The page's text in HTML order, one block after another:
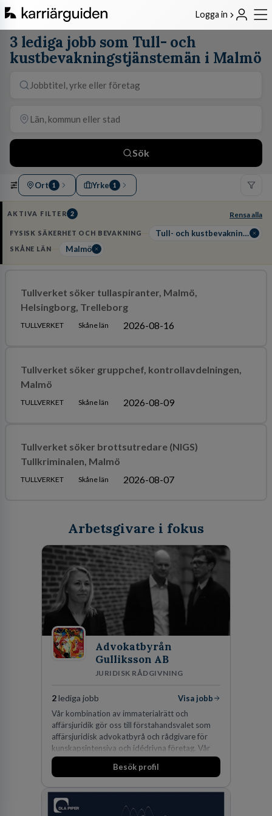
Logga in
3 lediga jobb som Tull- och
kustbevakningstjänstemän i Malmö
Sök
Ort 1 Yrke 1
AKTIVA FILTER 2 Rensa alla
FYSISK SÄKERHET OCH BEVAKNING Tull- och kustbevakningstjänstemän
SKÅNE LÄN Malmö
Tullverket söker tullaspiranter, Malmö,
Helsingborg, Trelleborg
TULLVERKET Skåne län 2026-08-16
Tullverket söker gruppchef, kontrollavdelningen,
Malmö
TULLVERKET Skåne län 2026-08-09
Tullverket söker brottsutredare (NIGS)
Tullkriminalen, Malmö
TULLVERKET Skåne län 2026-08-07
Arbetsgivare i fokus
Advokatbyrån
Gulliksson AB
JURIDISK RÅDGIVNING
2lediga jobb
Visa jobb
Vår kombination av immaterialrätt och
affärsjuridik gör oss till förstahandsvalet som
affärsjuridisk advokatbyrå och rådgivare för
kunskapsintensiva och idédrivna företag. Vår
expertis inom IP-tillgångar har gett oss en
marknadsledande position. Våra klienter väljer
skydda, utveckla och kommersialisera
företagets viktigaste tillgångar.
Besök profil